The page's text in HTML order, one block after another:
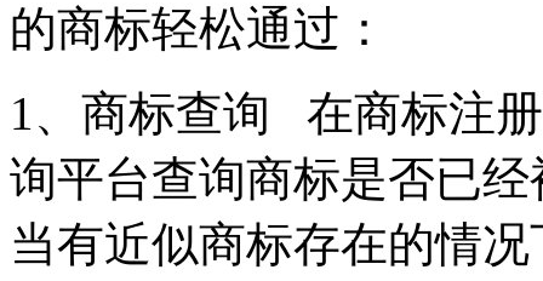
的商标轻松通过：
1、商标查询 在商标注
询平台查询商标是否已
当有近似商标存在的情